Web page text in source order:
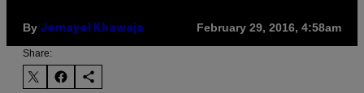
By Jemayel Khawaja February 29, 2016, 4:58am
Share: